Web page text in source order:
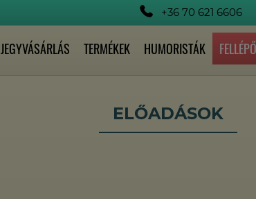
+36 70 621 6606
JEGYVÁSÁRLÁS TERMÉKEK HUMORISTÁK
ELŐADÁSOK